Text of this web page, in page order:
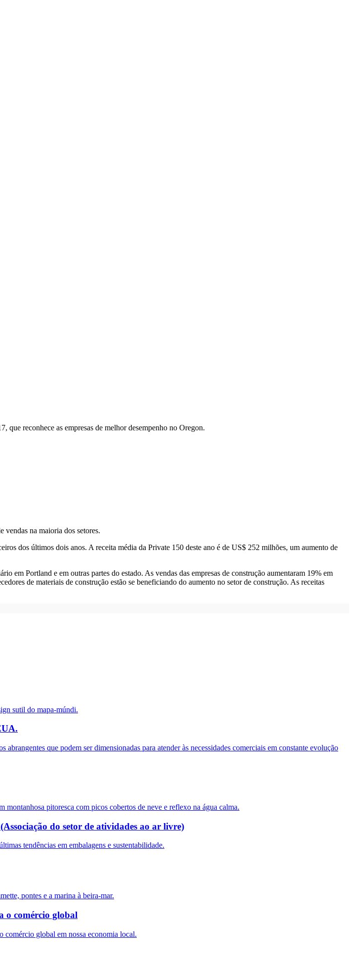
reconhece as empresas de melhor desempenho no Oregon.
vendas na maioria dos setores.
dos últimos dois anos. A receita média da Private 150 deste ano é de US$ 252 milhões, um aumento de
Portland e em outras partes do estado. As vendas das empresas de construção aumentaram 19% em
de materiais de construção estão se beneficiando do aumento no setor de construção. As receitas
que podem ser dimensionadas para atender às necessidades comerciais em constante evolução
do setor de atividades ao ar livre)
tendências em embalagens e sustentabilidade.
o comércio global
global em nossa economia local.